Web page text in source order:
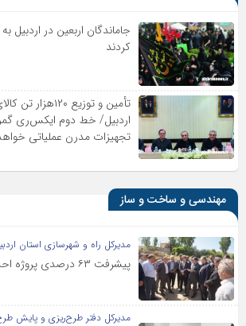
جاماندگان اربعین در اردبیل
کردند
تأمین و توزیع
اردبیل/ خط دوم ایکس‌ری
تجهیزات مدرن عملیاتی
مهندسی و ساخت و ساز
مدیرکل راه و شهرسازی استان
پیشرفت ۶۳ درصدی پروژه احداث کمربندی خلخال
مدیرکل دفتر طرح‌ریزی و پایش